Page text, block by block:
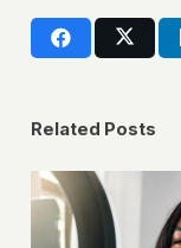
Related Posts